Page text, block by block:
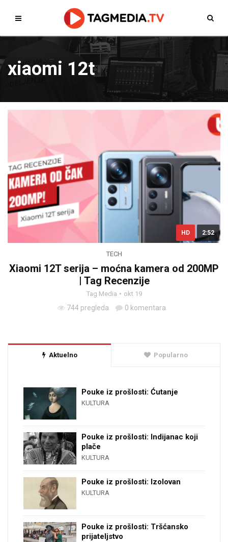
xiaomi 12t
HD 2:52
TECH
Xiaomi 12T serija – moćna kamera od 200MP
| Tag Recenzije
Tag Media okt 19
744 pregleda 0 komentara
Aktuelno Popularno
Pouke iz prošlosti: Ćutanje
KULTURA
Pouke iz prošlosti: Indijanac koji
plače
KULTURA
Pouke iz prošlosti: Izolovan
KULTURA
Pouke iz prošlosti: Tršćansko
prijateljstvo